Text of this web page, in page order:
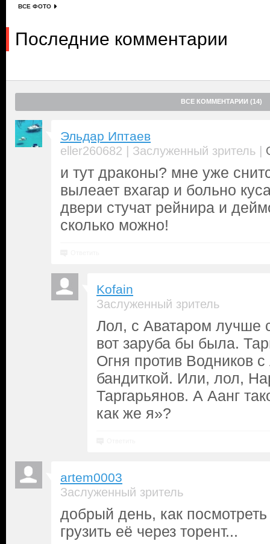
ВСЕ ФОТО
Последние комментарии
ВСЕ КОММЕНТАРИИ (14)
Эльдар Иптаев
eller260682 | Заслуженный зритель |
и тут драконы? мне уже
вылеает вхагар и больно
двери стучат рейнира и
сколько можно!
Kofain
Заслуженный зритель
Лол, с Аватаром лучше
вот заруба бы была.
Огня против Водников
бандиткой. Или, лол,
Таргарьянов. А Аанг
как же я»?
artem0003
Заслуженный зритель
добрый день, как
грузить её через торент...